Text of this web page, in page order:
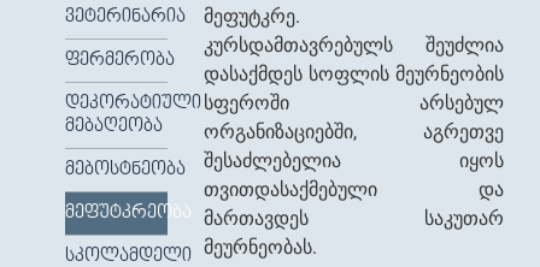
ᲕᲔᲢᲔᲠᲘᲜᲐᲠᲘᲐ
ᲤᲔᲠᲛᲔᲠᲝᲑᲐ
ᲓᲔᲙᲝᲠᲐᲢᲘᲣᲚᲘ
ᲛᲔᲑᲐᲦᲔᲝᲑᲐ
ᲛᲔᲑᲝᲡᲢᲜᲔᲝᲑᲐ
ᲛᲔᲤᲣᲢᲙᲠᲔᲝᲑᲐ
ᲡᲙᲝᲚᲐᲛᲓᲔᲚᲘ
მეფუტკრე.
კურსდამთავრებულს შეუძლია
დასაქმდეს სოფლის მეურნეობის
სფეროში არსებულ
ორგანიზაციებში, აგრეთვე
შესაძლებელია იყოს
თვითდასაქმებული და
მართავდეს საკუთარ
მეურნეობას.